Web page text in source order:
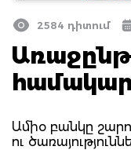
2584 դիտում
Ամիօ բանկը
ու